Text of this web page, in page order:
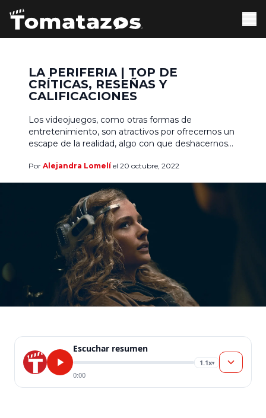
LA PERIFERIA | TOP DE
CRÍTICAS, RESEÑAS Y
CALIFICACIONES
Los videojuegos, como otras formas de
entretenimiento, son atractivos por ofrecernos un
escape de la realidad, algo con que deshacernos
desconectados de la cabeza. Lo cierto es que hay
posibilidades son infinitas, realizando cosas que
desafían la física […]
Por Alejandra Lomelíel 20 octubre, 2022
Escuchar resumen
1.1x▾
0:00